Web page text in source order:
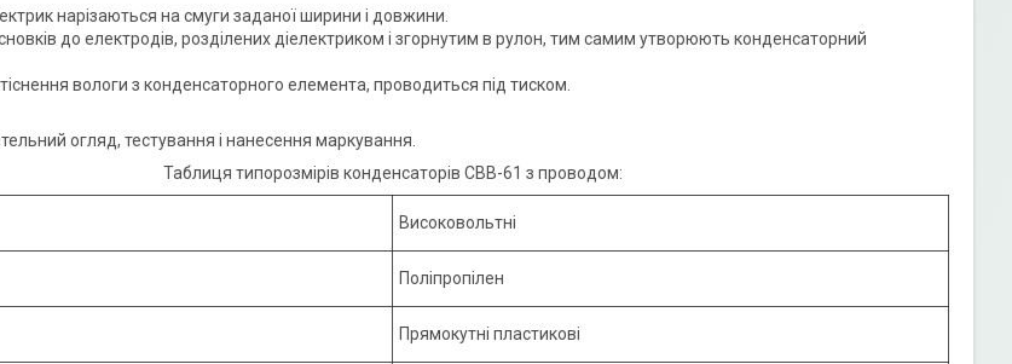
нарізаються на смуги заданої ширини і довжини.
до електродів, розділених діелектриком і згорнутим в рулон, тим самим утворюють конденсаторний
вологи з конденсаторного елемента, проводиться під тиском.
огляд, тестування і нанесення маркування.
Таблиця типорозмірів конденсаторів СВВ-61 з проводом:
Високовольтні
Поліпропілен
Прямокутні пластикові